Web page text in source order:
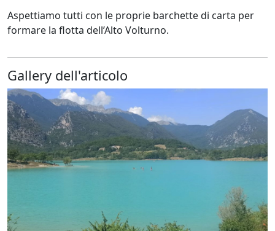
Aspettiamo tutti con le proprie barchette di carta per
formare la flotta dell’Alto Volturno.
Gallery dell'articolo